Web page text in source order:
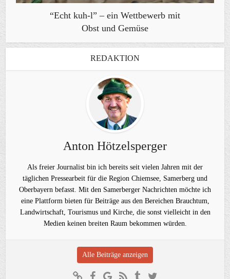
“Echt kuh-l” – ein Wettbewerb mit
Obst und Gemüse
REDAKTION
Anton Hötzelsperger
Als freier Journalist bin ich bereits seit vielen Jahren mit der
täglichen Pressearbeit für die Region Chiemsee, Samerberg und
Oberbayern befasst. Mit den Samerberger Nachrichten möchte ich
eine Plattform bieten für Beiträge aus den Bereichen Brauchtum,
Landwirtschaft, Tourismus und Kirche, die sonst vielleicht in den
Medien keinen breiten Raum bekommen würden.
Alle Beiträge anzeigen